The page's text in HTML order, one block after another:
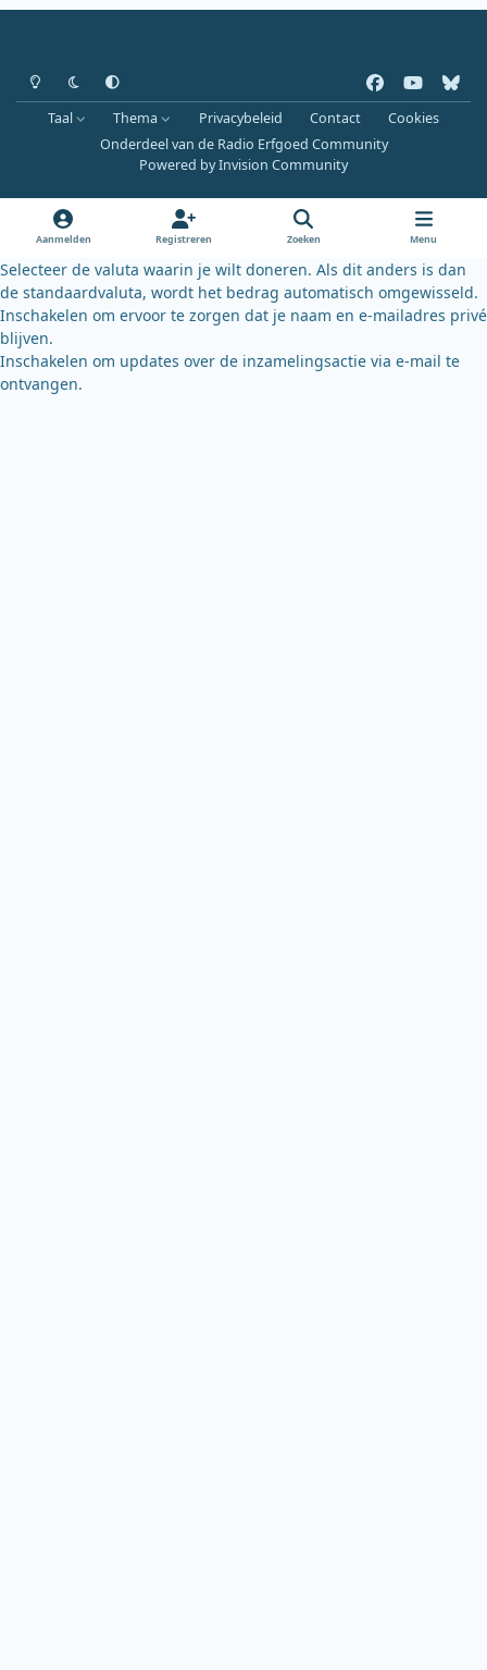
Heldere modus
Donkere modus
Systeemvoorkeur
a
c
e
k
o
u
b
l
u
k
y
Taal Thema Privacybeleid Contact
Cookies
Onderdeel van de Radio Erfgoed Community
Powered byInvision Community
Aanmelden Registreren Zoeken Menu
Selecteer de valuta waarin je wilt doneren. Als dit anders is dan
de standaardvaluta, wordt het bedrag automatisch omgewisseld.
Inschakelen om ervoor te zorgen dat je naam en e-mailadres privé
blijven.
Inschakelen om updates over de inzamelingsactie via e-mail te
ontvangen.